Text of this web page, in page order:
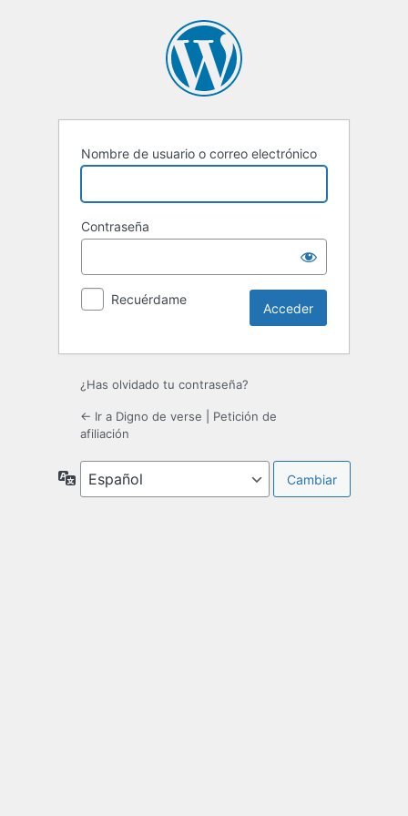
Nombre de usuario o correo electrónico
Contraseña
Recuérdame
¿Has olvidado tu contraseña?
← Ir a Digno de verse
Petición de
afiliación
Idioma